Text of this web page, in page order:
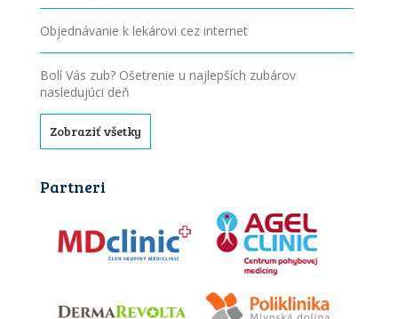
Objednávanie k lekárovi cez internet
Bolí Vás zub? Ošetrenie u najlepších zubárov
nasledujúci deň
Zobraziť všetky
Partneri